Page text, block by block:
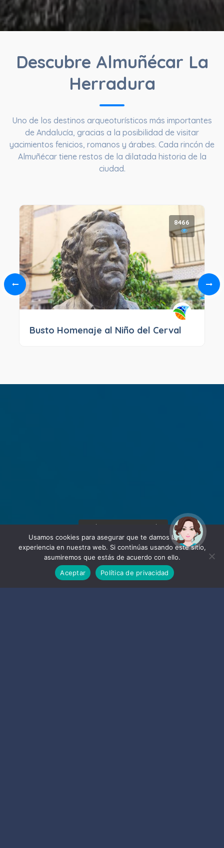
Descubre Almuñécar La
Herradura
Uno de los destinos arqueoturísticos más importantes
de Andalucía, gracias a la posibilidad de visitar
yacimientos fenicios, romanos y árabes. Cada rincón de
Almuñécar tiene restos de la dilatada historia de la
ciudad.
8466
Busto Homenaje al Niño del Cerval
Usamos cookies para asegurar que te damos la mejor
experiencia en nuestra web. Si continúas usando este sitio,
asumiremos que estás de acuerdo con ello.
Aceptar
Política de privacidad
¡Hola! Soy Noy. ¿Puedo
ayudarte?